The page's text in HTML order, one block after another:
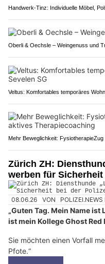
Handwerk-Tinz: Individuelle Möbel,
Oberli & Oechsle – Weingenuss und
Veltus: Komfortables temporäres
Mehr Beweglichkeit:
Zürich ZH:
werben für
08.06.26 VON
„Guten Tag. Mein Name
ist mein Kollege Ghost Red
Sie möchten einen Vorfall
Pfote.“